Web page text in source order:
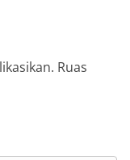
Ruas